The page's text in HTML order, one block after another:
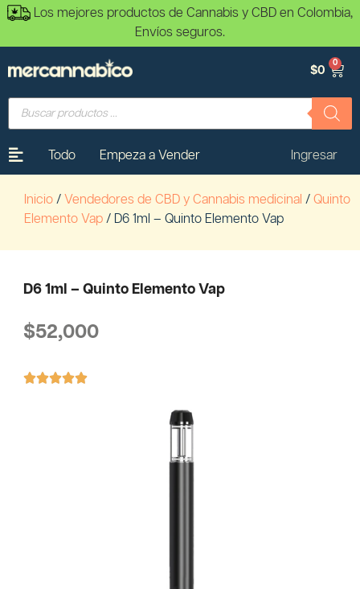
Los mejores productos de Cannabis y CBD en Colombia,
Envíos seguros.
$0
0
Todo Empeza a Vender Ingresar
Inicio / Vendedores de CBD y Cannabis medicinal / Quinto
Elemento Vap / D6 1ml – Quinto Elemento Vap
D6 1ml – Quinto Elemento Vap
$52,000
